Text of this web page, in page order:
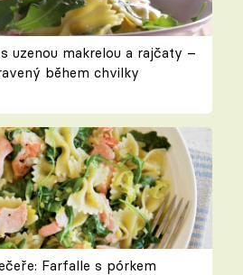
uzenou makrelou a rajčaty –
během chvilky
Farfalle s pórkem